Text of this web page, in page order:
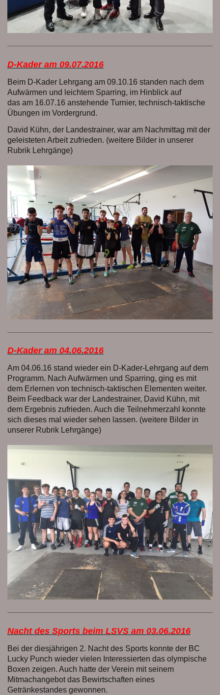
D-Kader am 09.07.2016
Beim D-Kader Lehrgang am 09.10.16 standen nach dem
Aufwärmen und leichtem Sparring, im Hinblick auf
das am 16.07.16 anstehende Turnier, technisch-taktische
Übungen im Vordergrund.
David Kühn, der Landestrainer, war am Nachmittag mit der
geleisteten Arbeit zufrieden. (weitere Bilder in unserer
Rubrik Lehrgänge)
D-Kader am 04.06.2016
Am 04.06.16 stand wieder ein D-Kader-Lehrgang auf dem
Programm. Nach Aufwärmen und Sparring, ging es mit
dem Erlernen von technisch-taktischen Elementen weiter.
Beim Feedback war der Landestrainer, David Kühn, mit
dem Ergebnis zufrieden. Auch die Teilnehmerzahl konnte
sich dieses mal wieder sehen lassen. (weitere Bilder in
unserer Rubrik Lehrgänge)
Nacht des Sports beim LSVS am 03.06.2016
Bei der diesjährigen 2. Nacht des Sports konnte der BC
Lucky Punch wieder vielen Interessierten das olympische
Boxen zeigen. Auch hatte der Verein mit seinem
Mitmachangebot das Bewirtschaften eines
Getränkestandes gewonnen.